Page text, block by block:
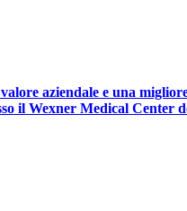
aziendale e una
il Wexner Medical Center